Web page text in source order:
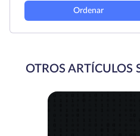
Ordenar
OTROS ARTÍCULOS